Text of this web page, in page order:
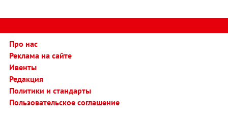
Про нас
Реклама на сайте
Ивенты
Редакция
Политики и стандарты
Пользовательское соглашение